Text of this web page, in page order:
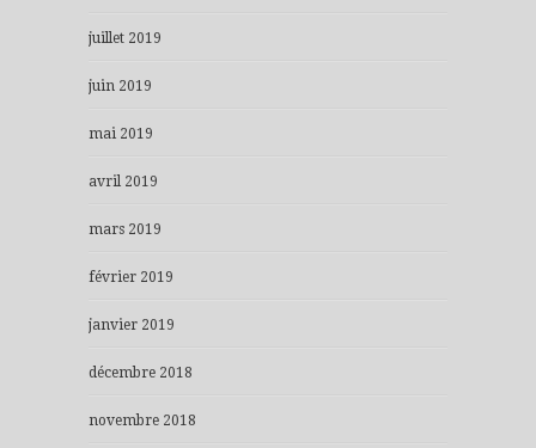
juillet 2019
juin 2019
mai 2019
avril 2019
mars 2019
février 2019
janvier 2019
décembre 2018
novembre 2018